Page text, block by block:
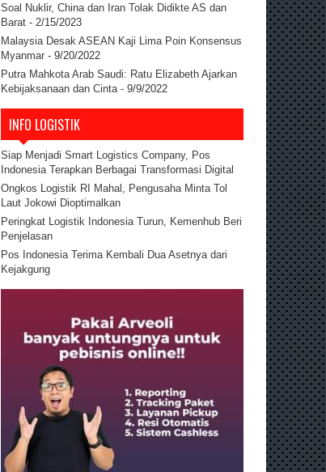
Soal Nuklir, China dan Iran Tolak Didikte AS dan
Barat - 2/15/2023
Malaysia Desak ASEAN Kaji Lima Poin Konsensus
Myanmar - 9/20/2022
Putra Mahkota Arab Saudi: Ratu Elizabeth Ajarkan
Kebijaksanaan dan Cinta - 9/9/2022
INFO LOGISTIK
Siap Menjadi Smart Logistics Company, Pos
Indonesia Terapkan Berbagai Transformasi Digital
Ongkos Logistik RI Mahal, Pengusaha Minta Tol
Laut Jokowi Dioptimalkan
Peringkat Logistik Indonesia Turun, Kemenhub Beri
Penjelasan
Pos Indonesia Terima Kembali Dua Asetnya dari
Kejakgung